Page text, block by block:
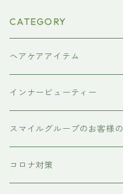
CATEGORY
ヘアケアアイテム
シャンプー
#イマヘア
the u （bihatsu）
トリートメント ヘアマス
流さないトリートメント（ア
インナービューティー
あおつぶ
スマイルグループのお客様
コロナ対策